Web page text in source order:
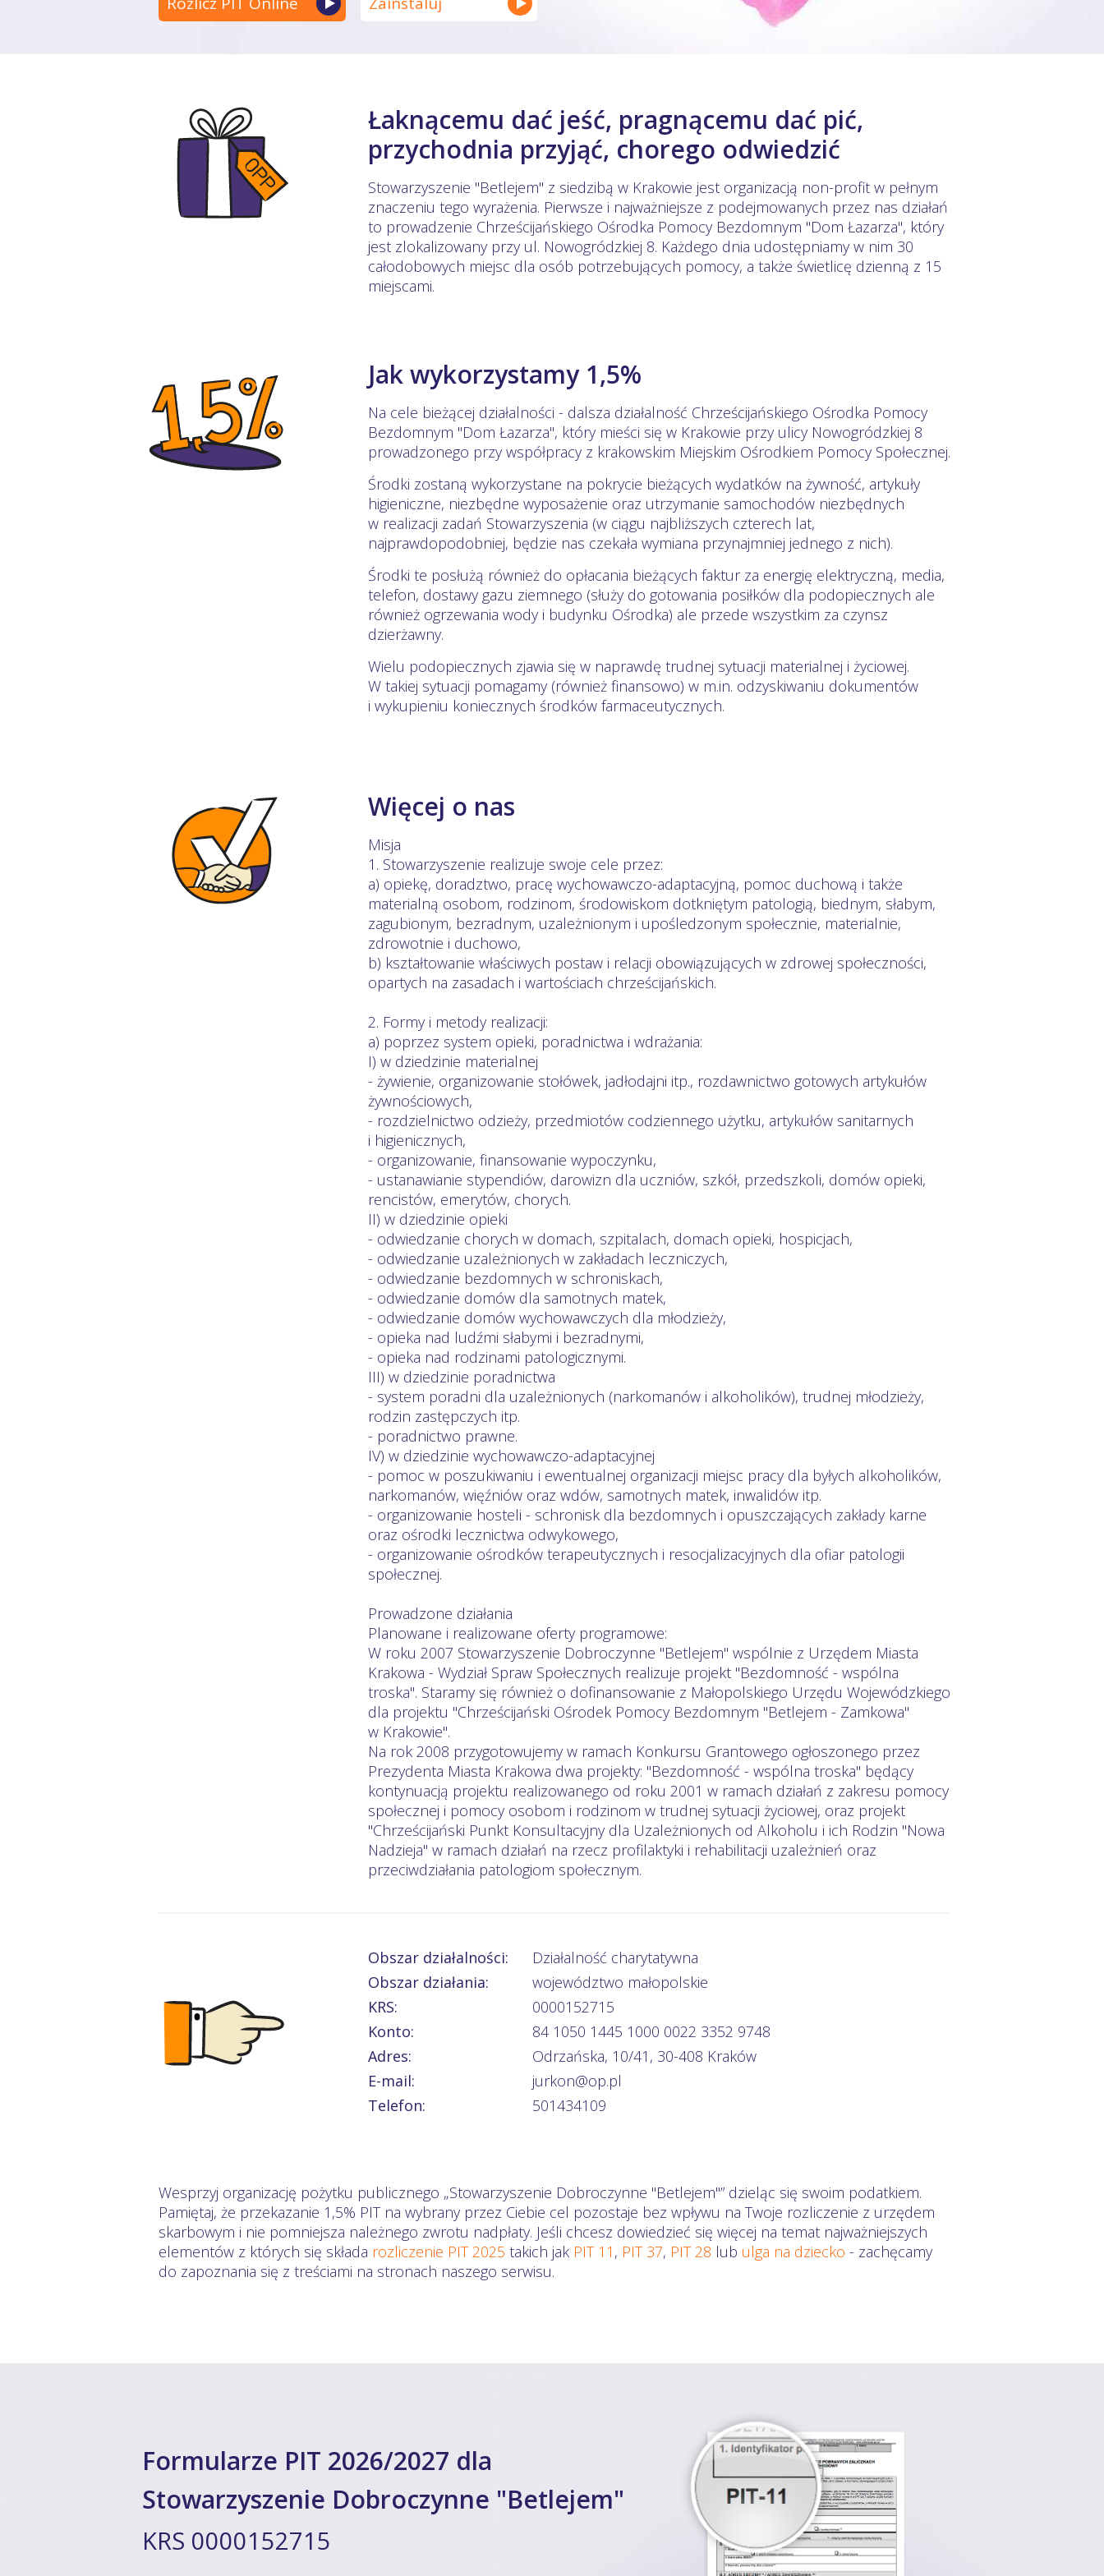
Łaknącemu dać jeść, pragnącemu dać pić,
przychodnia przyjąć, chorego odwiedzić
Stowarzyszenie "Betlejem" z siedzibą w Krakowie jest organizacją non-profit w pełnym
znaczeniu tego wyrażenia. Pierwsze i najważniejsze z podejmowanych przez nas działań
to prowadzenie Chrześcijańskiego Ośrodka Pomocy Bezdomnym "Dom Łazarza", który
jest zlokalizowany przy ul. Nowogródzkiej 8. Każdego dnia udostępniamy w nim 30
całodobowych miejsc dla osób potrzebujących pomocy, a także świetlicę dzienną z 15
miejscami.
Jak wykorzystamy 1,5%
Na cele bieżącej działalności - dalsza działalność Chrześcijańskiego Ośrodka Pomocy
Bezdomnym "Dom Łazarza", który mieści się w Krakowie przy ulicy Nowogródzkiej 8
prowadzonego przy współpracy z krakowskim Miejskim Ośrodkiem Pomocy Społecznej.
Środki zostaną wykorzystane na pokrycie bieżących wydatków na żywność, artykuły
higieniczne, niezbędne wyposażenie oraz utrzymanie samochodów niezbędnych
w realizacji zadań Stowarzyszenia (w ciągu najbliższych czterech lat,
najprawdopodobniej, będzie nas czekała wymiana przynajmniej jednego z nich).
Środki te posłużą również do opłacania bieżących faktur za energię elektryczną, media,
telefon, dostawy gazu ziemnego (służy do gotowania posiłków dla podopiecznych ale
również ogrzewania wody i budynku Ośrodka) ale przede wszystkim za czynsz
dzierżawny.
Wielu podopiecznych zjawia się w naprawdę trudnej sytuacji materialnej i życiowej.
W takiej sytuacji pomagamy (również finansowo) w m.in. odzyskiwaniu dokumentów
i wykupieniu koniecznych środków farmaceutycznych.
Więcej o nas
Misja
1. Stowarzyszenie realizuje swoje cele przez:
a) opiekę, doradztwo, pracę wychowawczo-adaptacyjną, pomoc duchową i także
materialną osobom, rodzinom, środowiskom dotkniętym patologią, biednym, słabym,
zagubionym, bezradnym, uzależnionym i upośledzonym społecznie, materialnie,
zdrowotnie i duchowo,
b) kształtowanie właściwych postaw i relacji obowiązujących w zdrowej społeczności,
opartych na zasadach i wartościach chrześcijańskich.
2. Formy i metody realizacji:
a) poprzez system opieki, poradnictwa i wdrażania:
I) w dziedzinie materialnej
- żywienie, organizowanie stołówek, jadłodajni itp., rozdawnictwo gotowych artykułów
żywnościowych,
- rozdzielnictwo odzieży, przedmiotów codziennego użytku, artykułów sanitarnych
i higienicznych,
- organizowanie, finansowanie wypoczynku,
- ustanawianie stypendiów, darowizn dla uczniów, szkół, przedszkoli, domów opieki,
rencistów, emerytów, chorych.
II) w dziedzinie opieki
- odwiedzanie chorych w domach, szpitalach, domach opieki, hospicjach,
- odwiedzanie uzależnionych w zakładach leczniczych,
- odwiedzanie bezdomnych w schroniskach,
- odwiedzanie domów dla samotnych matek,
- odwiedzanie domów wychowawczych dla młodzieży,
- opieka nad ludźmi słabymi i bezradnymi,
- opieka nad rodzinami patologicznymi.
III) w dziedzinie poradnictwa
- system poradni dla uzależnionych (narkomanów i alkoholików), trudnej młodzieży,
rodzin zastępczych itp.
- poradnictwo prawne.
IV) w dziedzinie wychowawczo-adaptacyjnej
- pomoc w poszukiwaniu i ewentualnej organizacji miejsc pracy dla byłych alkoholików,
narkomanów, więźniów oraz wdów, samotnych matek, inwalidów itp.
- organizowanie hosteli - schronisk dla bezdomnych i opuszczających zakłady karne
oraz ośrodki lecznictwa odwykowego,
- organizowanie ośrodków terapeutycznych i resocjalizacyjnych dla ofiar patologii
społecznej.
Prowadzone działania
Planowane i realizowane oferty programowe:
W roku 2007 Stowarzyszenie Dobroczynne "Betlejem" wspólnie z Urzędem Miasta
Krakowa - Wydział Spraw Społecznych realizuje projekt "Bezdomność - wspólna
troska". Staramy się również o dofinansowanie z Małopolskiego Urzędu Wojewódzkiego
dla projektu "Chrześcijański Ośrodek Pomocy Bezdomnym "Betlejem - Zamkowa"
w Krakowie".
Na rok 2008 przygotowujemy w ramach Konkursu Grantowego ogłoszonego przez
Prezydenta Miasta Krakowa dwa projekty: "Bezdomność - wspólna troska" będący
kontynuacją projektu realizowanego od roku 2001 w ramach działań z zakresu pomocy
społecznej i pomocy osobom i rodzinom w trudnej sytuacji życiowej, oraz projekt
"Chrześcijański Punkt Konsultacyjny dla Uzależnionych od Alkoholu i ich Rodzin "Nowa
Nadzieja" w ramach działań na rzecz profilaktyki i rehabilitacji uzależnień oraz
przeciwdziałania patologiom społecznym.
Obszar działalności:
Działalność charytatywna
Obszar działania:
województwo małopolskie
KRS:
0000152715
Konto:
84 1050 1445 1000 0022 3352 9748
Adres:
Odrzańska, 10/41, 30-408 Kraków
E-mail:
jurkon@op.pl
Telefon:
501434109
Wesprzyj organizację pożytku publicznego „Stowarzyszenie Dobroczynne "Betlejem"” dzieląc się swoim podatkiem.
Pamiętaj, że przekazanie 1,5% PIT na wybrany przez Ciebie cel pozostaje bez wpływu na Twoje rozliczenie z urzędem
skarbowym i nie pomniejsza należnego zwrotu nadpłaty. Jeśli chcesz dowiedzieć się więcej na temat najważniejszych
elementów z których się składa rozliczenie PIT 2025 takich jak PIT 11 , PIT 37, PIT 28 lub ulga na dziecko - zachęcamy
do zapoznania się z treściami na stronach naszego serwisu.
Formularze PIT 2026/2027 dla
Stowarzyszenie Dobroczynne "Betlejem"
KRS 0000152715